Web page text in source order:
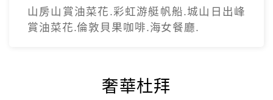
山房山賞油菜花.彩虹游艇帆船.城山日出峰
賞油菜花.倫敦貝果咖啡.海女餐廳.
奢華杜拜